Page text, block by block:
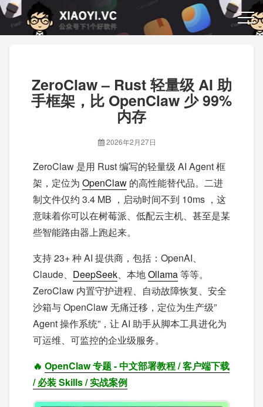
ZeroClaw – Rust 轻量级 AI 助
手框架，比 OpenClaw 少 99%
内存
2026年2月27日
ZeroClaw 是用 Rust 编写的轻量级 AI Agent 框
架，定位为 OpenClaw 的高性能替代品。二进
制文件仅约 3.4 MB ，启动时间不到 10ms ，这
意味着你可以在树莓派、低配云主机、甚至是某
些智能路由器上跑起来。
支持 23+ 种 AI 提供商，包括：OpenAI、
Claude、 DeepSeek、本地Ollama等等。
ZeroClaw 内置守护进程、自动故障恢复、安全
沙箱与 OpenClaw 无痛迁移，定位为生产级”
Agent 操作系统”，让 AI 助手从脚本工具进化为
可运维、可监控的企业级服务。
🔥 OpenClaw 专题 - 中文部署教程 / 客户端下载
/ 必装 Skills / 实战案例